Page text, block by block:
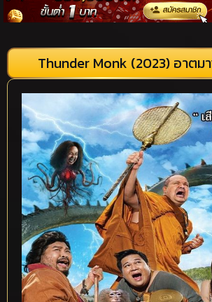
Thunder Monk (2023) อาตม